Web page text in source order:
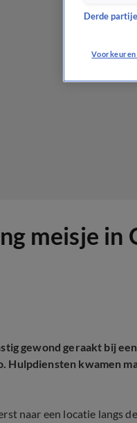
meisje
gewond geraakt bij
Hulpdiensten kwamen
naar een locatie langs
Derde